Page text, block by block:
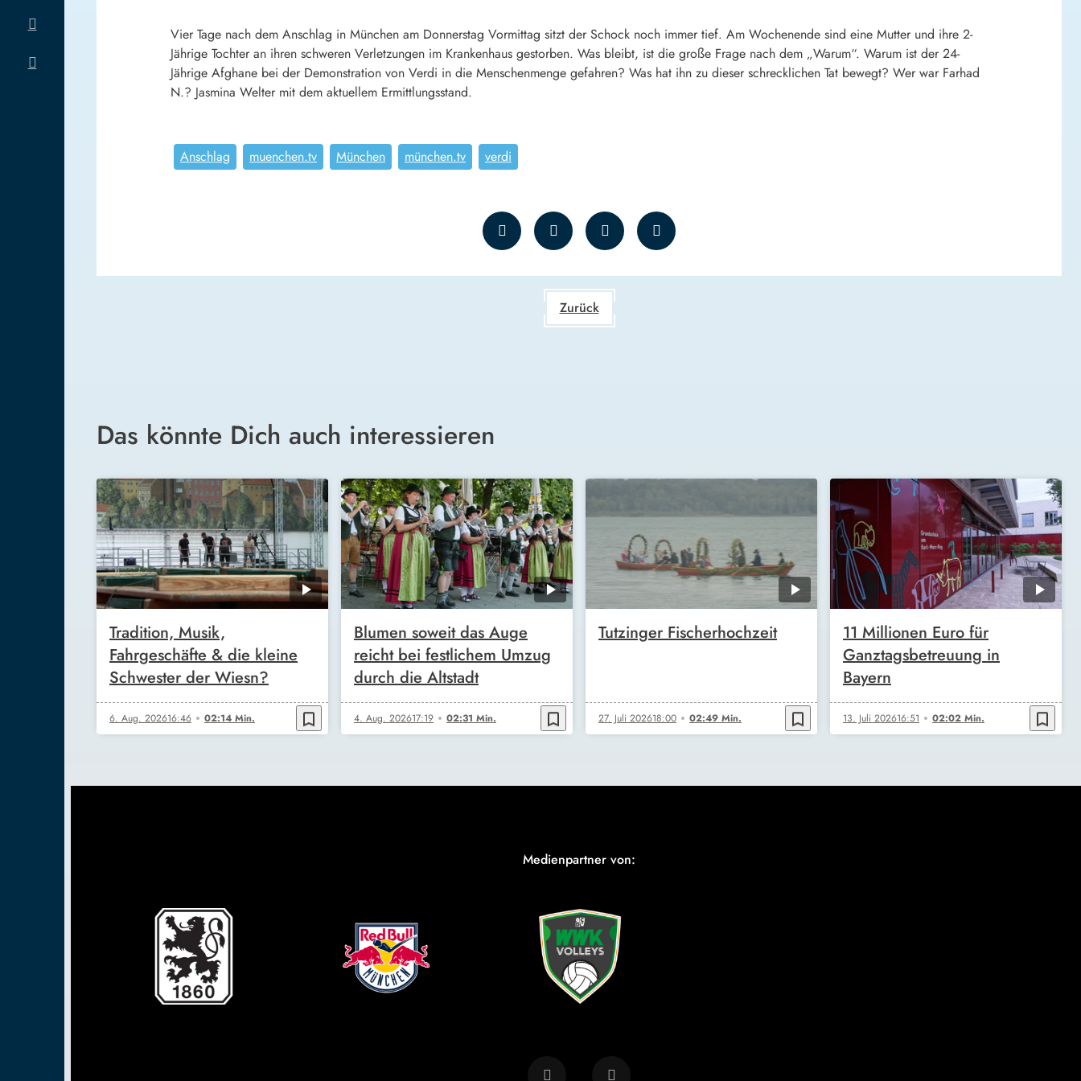
Vier Tage nach dem Anschlag in München am Donnerstag Vormittag sitzt der Schock noch immer tief. Am Wochenende sind eine Mutter und ihre 2-
Jährige Tochter an ihren schweren Verletzungen im Krankenhaus gestorben. Was bleibt, ist die große Frage nach dem „Warum“. Warum ist der 24-
Jährige Afghane bei der Demonstration von Verdi in die Menschenmenge gefahren? Was hat ihn zu dieser schrecklichen Tat bewegt? Wer war Farhad
N.? Jasmina Welter mit dem aktuellem Ermittlungsstand.
Anschlag muenchen.tv München münchen.tv verdi
Zurück
Das könnte Dich auch interessieren
Tradition, Musik,
Fahrgeschäfte & die kleine
Schwester der Wiesn?
6. Aug. 202616:46 02:14 Min. bookmark_border
Blumen soweit das Auge
reicht bei festlichem Umzug
durch die Altstadt
4. Aug. 202617:19 02:31 Min. bookmark_border
Tutzinger Fischerhochzeit
27. Juli 202618:00 02:49 Min. bookmark_border
11 Millionen Euro für
Ganztagsbetreuung in
Bayern
13. Juli 202616:51 02:02 Min. bookmark_border
Medienpartner von: